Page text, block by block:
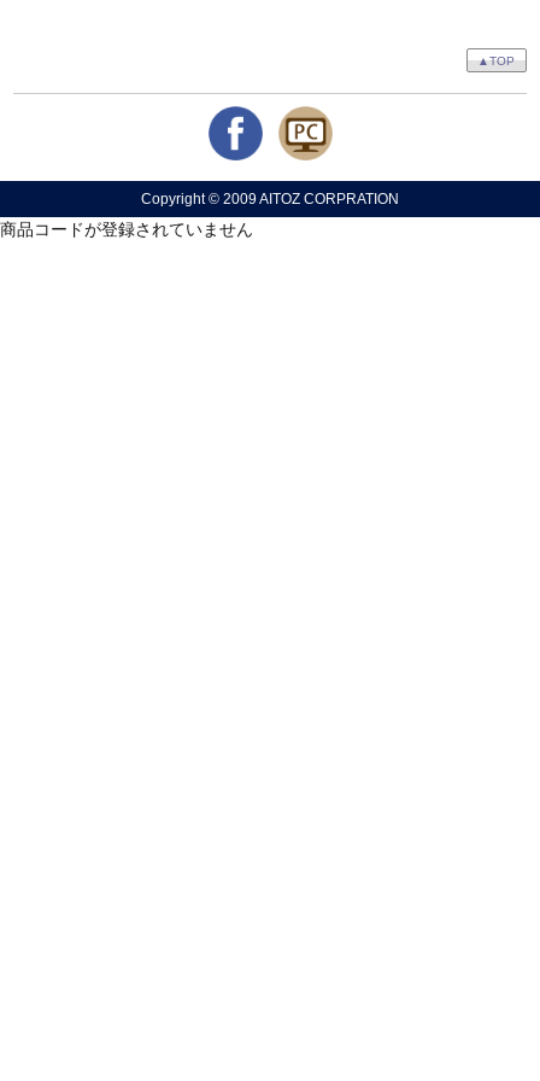
▲TOP
Copyright © 2009 AITOZ CORPRATION
商品コードが登録されていません